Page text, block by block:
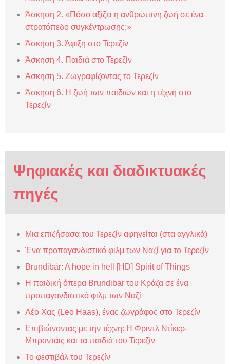
Άσκηση 2. «Πόσο αξίζει η ανθρώπινη ζωή σε ένα
στρατόπεδο συγκέντρωσης;»
Άσκηση 3. Άφιξη στο Τερεζίν
Άσκηση 4. Παιδιά στο Τερεζίν
Άσκηση 5. Ζωγραφίζοντας το Τερεζίν
Άσκηση 6. Η ζωή των παιδιών και η τέχνη στο
Τερεζίν
Ψηφιακές και διαδικτυακές
πηγές
Mια επιζήσασα του Τερεζίν αφηγείται (στα αγγλικά)
Ένα προπαγανδιστικό φιλμ των Ναζί για το Τερεζίν
Brundibár: A hope in hell [HD] Spirit of Things
Η παιδική όπερα Brundibar του Κράζα σε ένα
προπαγανδιστικό φιλμ των Ναζί
Λέο Χας (Leo Haas), ένας ζωγράφος στο Τερεζίν
Επιβιώνοντας με την τέχνη: Η Φριντλ Ντίκερ-
Μπραντάις και τα παιδιά του Τερεζίν
Το φεστιβάλ του Τερεζίν